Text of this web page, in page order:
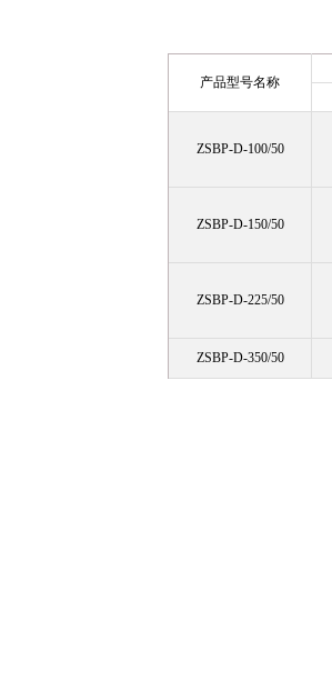
产品型号名称
ZSBP-D-100/50
ZSBP-D-150/50
ZSBP-D-225/50
ZSBP-D-350/50